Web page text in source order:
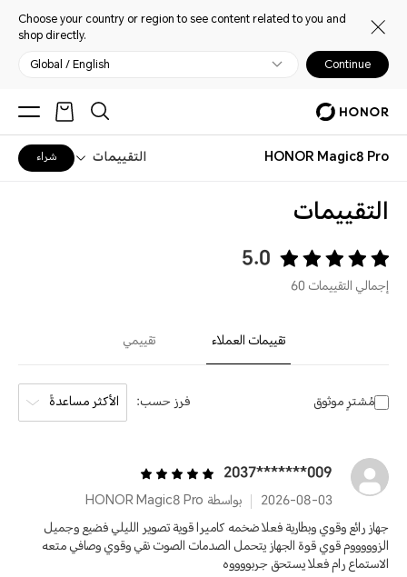
Choose your country or region to see content related to you and
shop directly.
Global / English Continue
HONOR Magic8 Pro التقييمات شراء
التقييمات
5.0
إجمالي التقييمات 60
تقييمات العملاء تقييمي
مُشترٍ موثوق فرز حسب: الأكثر مساعدةً
009*******2037
2026-08-03
بواسطة HONOR Magic8 Pro
جهاز رائع وقوي وبطارية فعلا ضخمه كاميرا قوية تصوير الليلي فضيع وجميل
الزوووووم قوي قوة الجهاز يتحمل الصدمات الصوت نقي وقوي وصافي متعه
الاستماع رام فعلا يستحق جربووووه